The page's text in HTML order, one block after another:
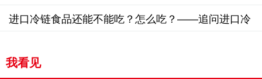
进口冷链食品还能不能吃？怎么吃？——追问进口冷
我看见